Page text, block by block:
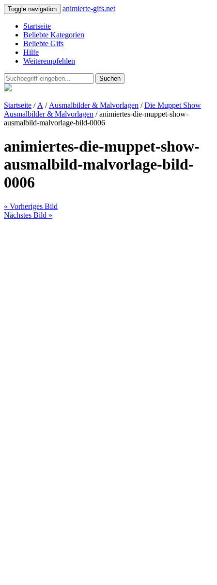
Toggle navigation animierte-gifs.net
Startseite
Beliebte Kategorien
Beliebte Gifs
Hilfe
Weiterempfehlen
Suchen
Startseite / A / Ausmalbilder & Malvorlagen /Die Muppet Show
Ausmalbilder & Malvorlagen / animiertes-die-muppet-show-
ausmalbild-malvorlage-bild-0006
animiertes-die-muppet-show-
ausmalbild-malvorlage-bild-
0006
« Vorheriges Bild
Nächstes Bild »